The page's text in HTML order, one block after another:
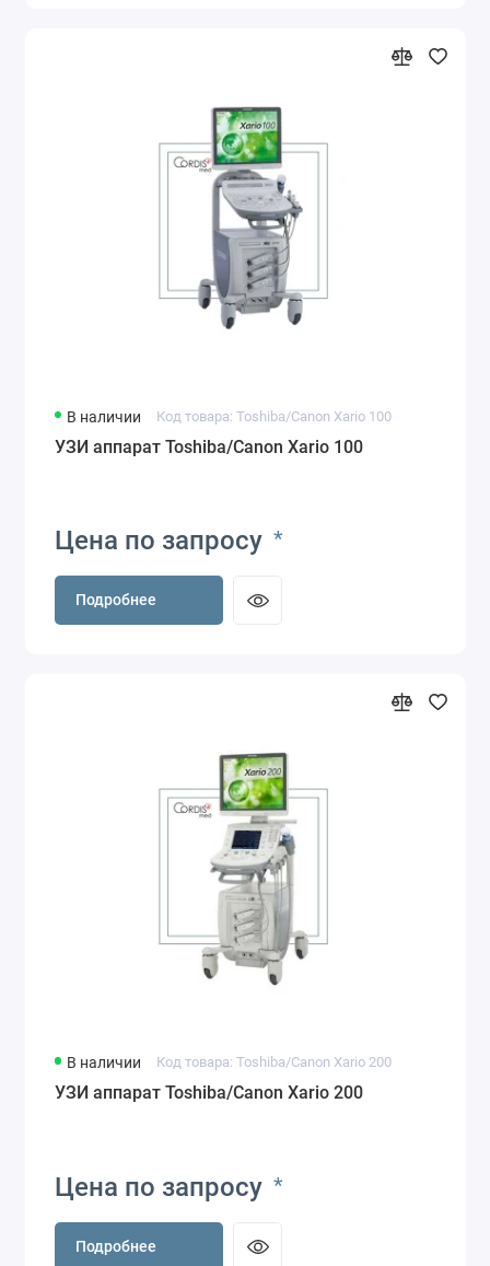
В наличии Код товара: Toshiba/Canon Xario 100
УЗИ аппарат Toshiba/Canon Xario 100
Цена по запросу *
Подробнее
В наличии Код товара: Toshiba/Canon Xario 200
УЗИ аппарат Toshiba/Canon Xario 200
Цена по запросу *
Подробнее